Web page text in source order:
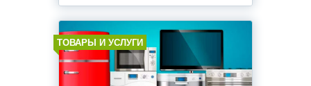
ТОВАРЫ И УСЛУГИ